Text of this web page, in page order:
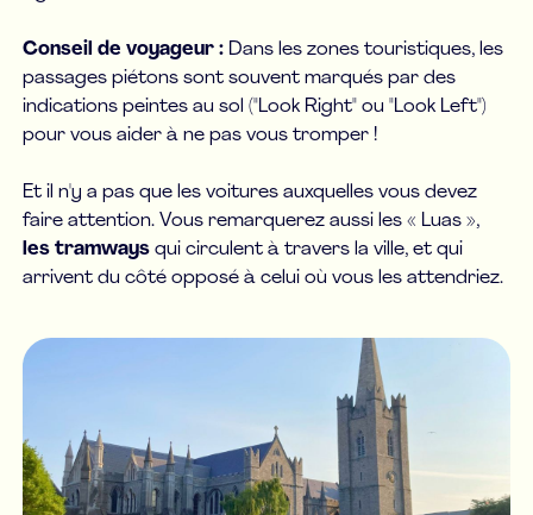
Conseil de voyageur : Dans les zones touristiques, les
passages piétons sont souvent marqués par des
indications peintes au sol ("Look Right" ou "Look Left")
pour vous aider à ne pas vous tromper !
Et il n'y a pas que les voitures auxquelles vous devez
faire attention. Vous remarquerez aussi les « Luas »,
les tramwaysqui circulent à travers la ville, et qui
arrivent du côté opposé à celui où vous les attendriez.